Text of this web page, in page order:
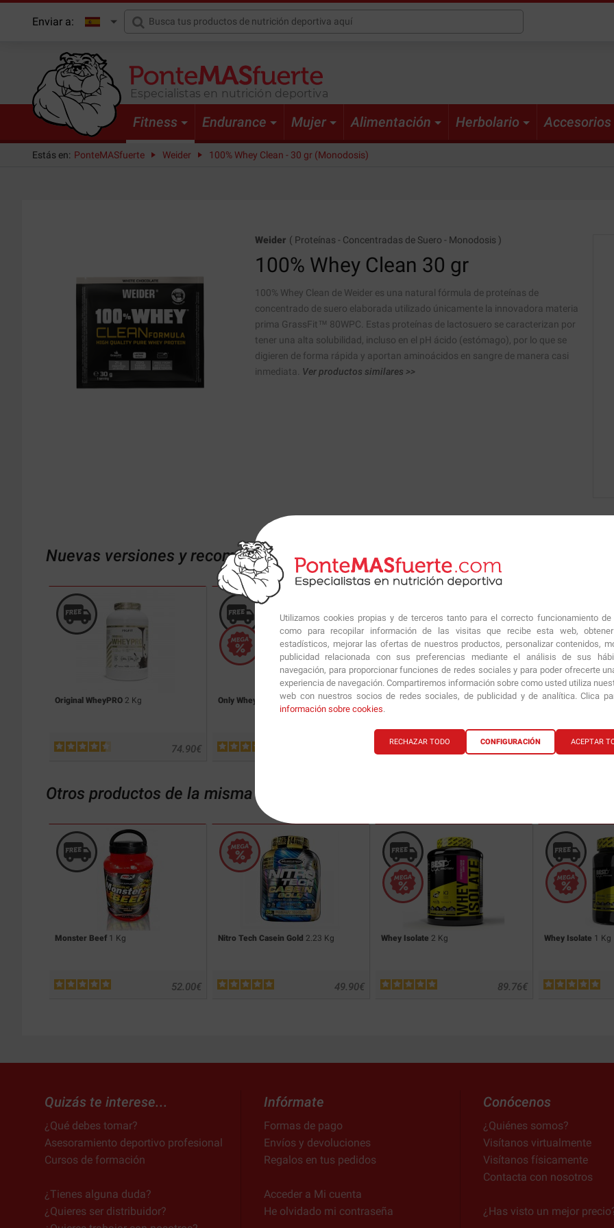
Utilizamos cookies propias y de terceros tanto para el correcto funcionamiento
como para recopilar información de las visitas que recibe esta web,
estadísticos, mejorar las ofertas de nuestros productos, personalizar contenidos,
publicidad relacionada con sus preferencias mediante el análisis de sus
navegación, para proporcionar funciones de redes sociales y para poder ofrecerte
experiencia de navegación. Compartiremos información sobre como usted utiliza
web con nuestros socios de redes sociales, de publicidad y de analítica. Clica
información sobre cookies.
ACEPTAR
RECHAZAR TODO CONFIGURACIÓN
Enviar a:
Especialistas en nutrición deportiva
Fitness Endurance Mujer Alimentación Herbolario Accesorios
Estás en: PonteMASfuerte Weider 100% Whey Clean - 30 gr (Monodosis)
Weider ( Proteínas - Concentradas de Suero - Monodosis )
100% Whey Clean 30 gr
100% Whey Clean de Weider es una natural fórmula de proteínas de
concentrado de suero elaborada utilizado únicamente la innovadora materia
prima GrassFit™ 80WPC. Estas proteínas de lactosuero se caracterizan por
tener una alta solubilidad, incluso en el pH ácido (estómago), por lo que se
digieren de forma rápida y aportan aminoácidos en sangre de manera casi
inmediata. Ver productos similares >>
Nuevas versiones y recomendaciones de nuestros nutricionistas.
Original WheyPRO 2 Kg
€
74.90
Only Whey® Cacaolat 1 Kg Whey Gold Standard450 gr 100% Whey
Otros productos de la misma categoría
Monster Beef 1 Kg
€
52.00
Nitro Tech Casein Gold 2.23 Kg
€
49.90
Whey Isolate 2 Kg
€
89.76
Whey Isolate 1 Kg
Quizás te interese...
¿Qué debes tomar?
Asesoramiento deportivo profesional
Cursos de formación
¿Tienes alguna duda?
¿Quieres ser distribuidor?
Infórmate
Formas de pago
Envíos y devoluciones
Regalos en tus pedidos
Acceder a Mi cuenta
He olvidado mi contraseña
Conócenos
¿Quiénes somos?
Visítanos virtualmente
Visítanos físicamente
Contacta con nosotros
¿Has visto un mejor